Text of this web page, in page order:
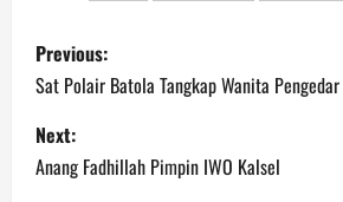
P
o
s
Previous:
Sat Polair Batola Tangkap Wanita
Next:
Anang Fadhillah Pimpin IWO Kalsel